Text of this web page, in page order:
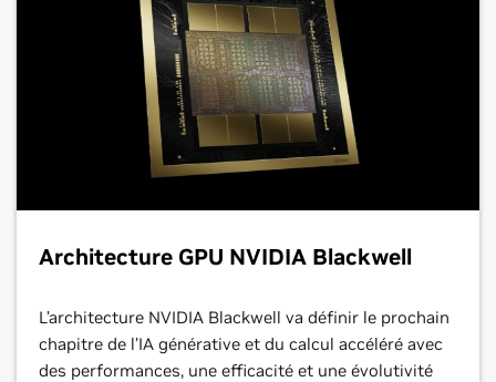
Architecture GPU NVIDIA Blackwell
L’architecture NVIDIA Blackwell va définir le prochain
chapitre de l’IA générative et du calcul accéléré avec
des performances, une efficacité et une évolutivité